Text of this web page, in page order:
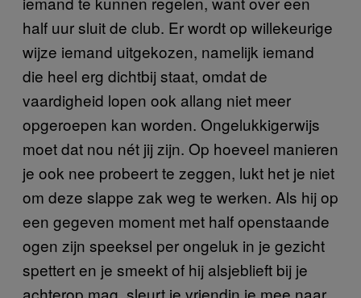
half uur sluit de club. Er wordt op willekeurige
wijze iemand uitgekozen, namelijk iemand
die heel erg dichtbij staat, omdat de
vaardigheid lopen ook allang niet meer
opgeroepen kan worden. Ongelukkigerwijs
moet dat nou nét jij zijn. Op hoeveel manieren
je ook nee probeert te zeggen, lukt het je niet
om deze slappe zak weg te werken. Als hij op
een gegeven moment met half openstaande
ogen zijn speeksel per ongeluk in je gezicht
spettert en je smeekt of hij alsjeblieft bij je
achterop mag, sleurt je vriendin je mee naar